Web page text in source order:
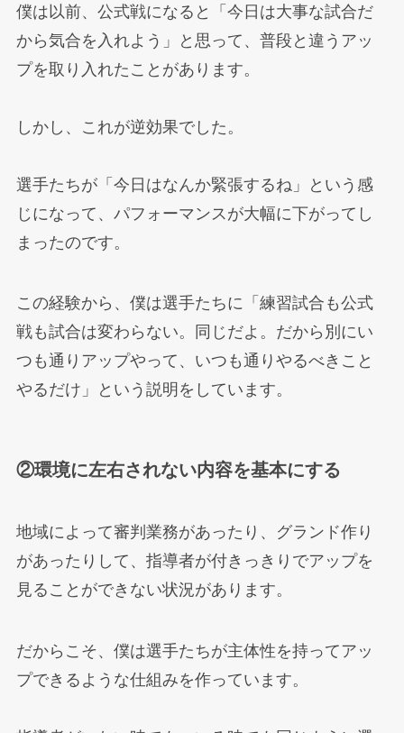
僕は以前、公式戦になると「今日は大事な試合だ
から気合を入れよう」と思って、普段と違うアッ
プを取り入れたことがあります。
しかし、これが逆効果でした。
選手たちが「今日はなんか緊張するね」という感
じになって、パフォーマンスが大幅に下がってし
まったのです。
この経験から、僕は選手たちに「練習試合も公式
戦も試合は変わらない。同じだよ。だから別にい
つも通りアップやって、いつも通りやるべきこと
やるだけ」という説明をしています。
②環境に左右されない内容を基本にする
地域によって審判業務があったり、グランド作り
があったりして、指導者が付きっきりでアップを
見ることができない状況があります。
だからこそ、僕は選手たちが主体性を持ってアッ
プできるような仕組みを作っています。